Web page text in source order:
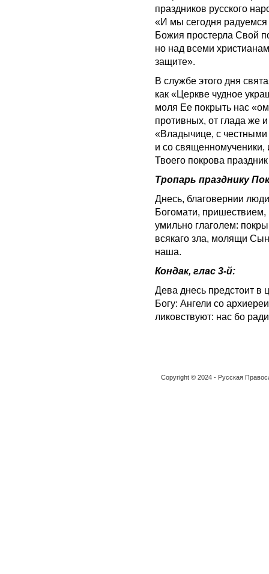
праздников русского
«И мы сегодня радуемся
Божия простерла Свой
но над всеми
защите».
В службе этого дня
как «Церкве чудное
моля Ее покрыть нас
противных, от глада же
«Владычице, с
и со
Твоего покрова
Тропарь празднику
Днесь, благовернии
Богомати, пришествием,
умильно глаголем:
всякаго зла, молящи
наша.
Кондак, глас 3-й:
Дева днесь предстоит в
Богу: Ангели со
ликовствуют: нас бо
Copyright © 2024 - Русская